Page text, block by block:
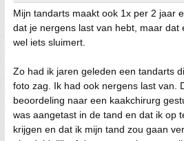
Mijn tandarts maakt ook 1x per 2 jaar
dat je nergens last van hebt, maar dat
wel iets sluimert.
Zo had ik jaren geleden een tandarts
foto zag. Ik had ook nergens last van.
beoordeling naar een kaakchirurg
was aangetast in de tand en dat ik op
krijgen en dat ik mijn tand zou gaan